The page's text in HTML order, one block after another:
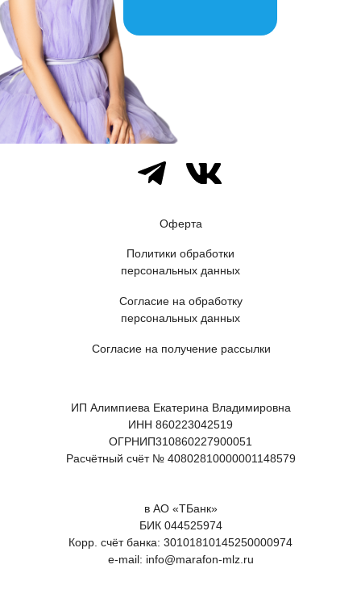
Политики обработки
персональных данных
Согласие на обработку
персональных данных
Согласие на получение рассылки
ИП Алимпиева Екатерина Владимировна
ИНН 860223042519
ОГРНИП310860227900051
Расчётный счёт № 40802810000001148579
в АО «ТБанк»
БИК 044525974
Корр. счёт банка: 30101810145250000974
e-mail: info@marafon-mlz.ru
Оферта